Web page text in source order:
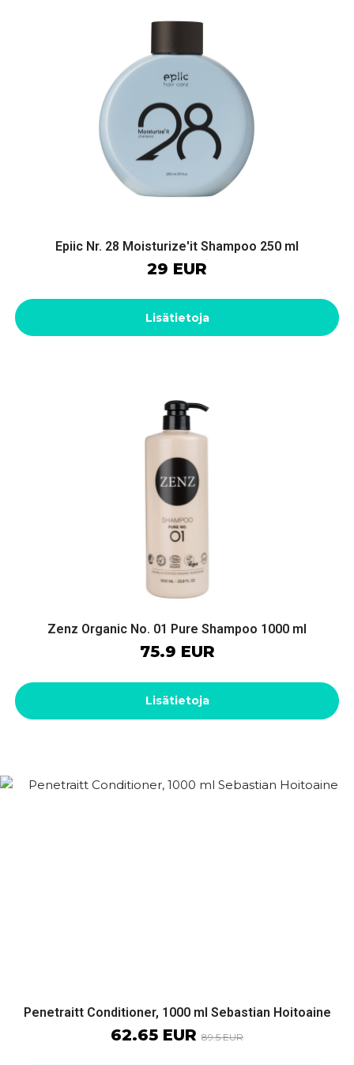
Epiic Nr. 28 Moisturize'it Shampoo 250 ml
29 EUR
Lisätietoja
Zenz Organic No. 01 Pure Shampoo 1000 ml
75.9 EUR
Lisätietoja
Penetraitt Conditioner, 1000 ml Sebastian Hoitoaine
62.65 EUR 89.5 EUR